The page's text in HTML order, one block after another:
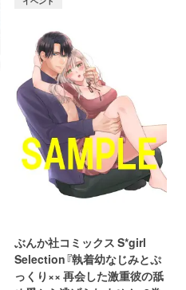
ぶんか社コミックス S*girl
Selection『執着幼なじみとぷ
っくり×× 再会した激重彼の舐